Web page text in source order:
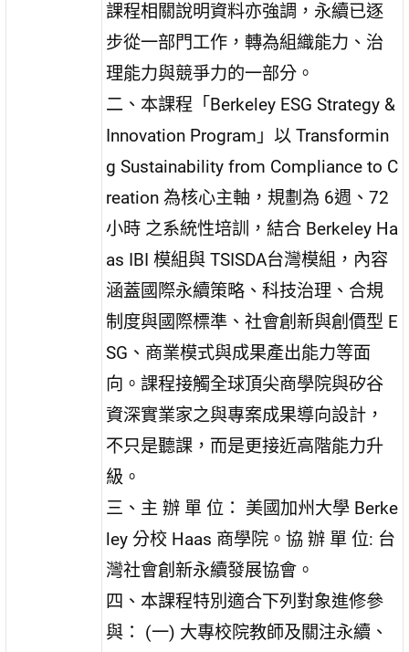
課程相關說明資料亦強調，永續已逐
步從一部門工作，轉為組織能力、治
理能力與競爭力的一部分。
二、本課程「Berkeley ESG Strategy &
Innovation Program」以 Transformin
g Sustainability from Compliance to C
reation 為核心主軸，規劃為 6週、72
小時 之系統性培訓，結合 Berkeley Ha
as IBI 模組與 TSISDA台灣模組，內容
涵蓋國際永續策略、科技治理、合規
制度與國際標準、社會創新與創價型 E
SG、商業模式與成果產出能力等面
向。課程接觸全球頂尖商學院與矽谷
資深實業家之與專案成果導向設計，
不只是聽課，而是更接近高階能力升
級。
三、主 辦 單 位： 美國加州大學 Berke
ley 分校 Haas 商學院。協 辦 單 位: 台
灣社會創新永續發展協會。
四、本課程特別適合下列對象進修參
與： (一) 大專校院教師及關注永續、